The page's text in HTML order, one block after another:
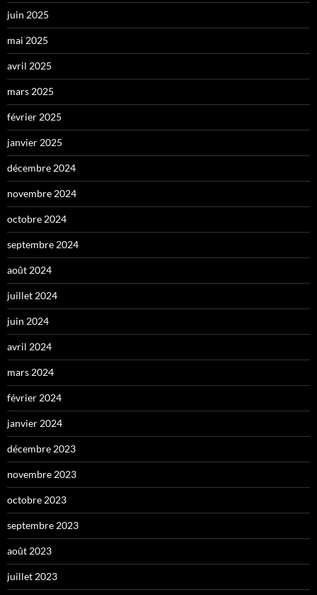
juin 2025
mai 2025
avril 2025
mars 2025
février 2025
janvier 2025
décembre 2024
novembre 2024
octobre 2024
septembre 2024
août 2024
juillet 2024
juin 2024
avril 2024
mars 2024
février 2024
janvier 2024
décembre 2023
novembre 2023
octobre 2023
septembre 2023
août 2023
juillet 2023